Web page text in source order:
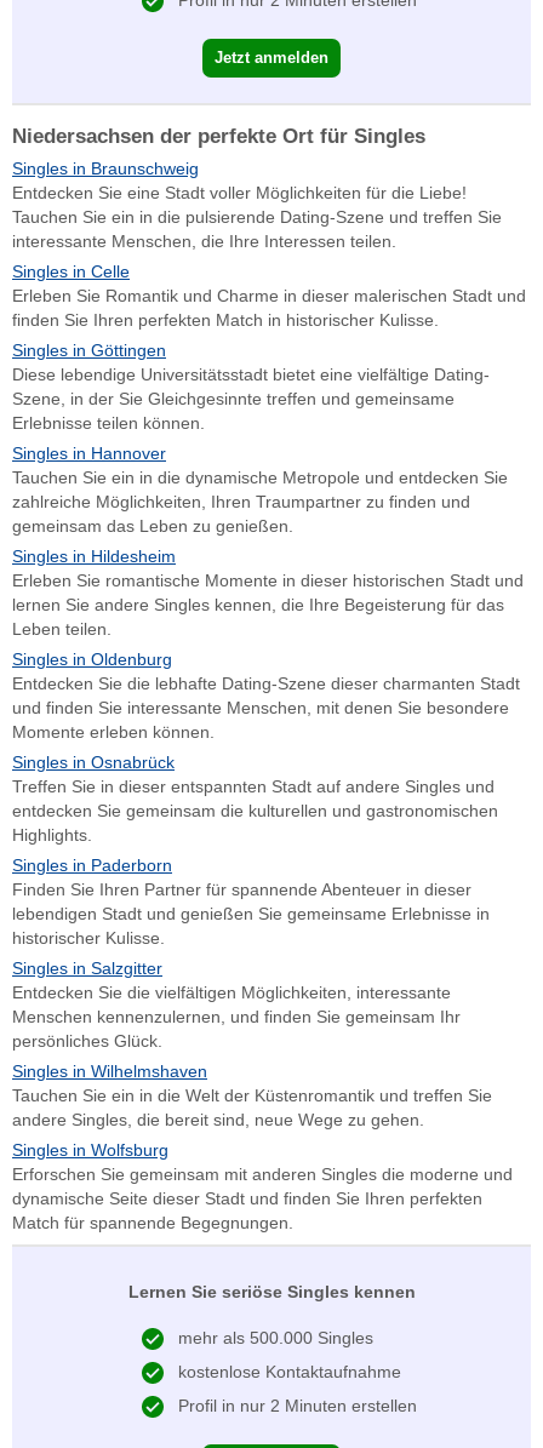
Jetzt anmelden
Niedersachsen der perfekte Ort für Singles
Singles in Braunschweig
Entdecken Sie eine Stadt voller Möglichkeiten für die Liebe!
Tauchen Sie ein in die pulsierende Dating-Szene und treffen Sie
interessante Menschen, die Ihre Interessen teilen.
Singles in Celle
Erleben Sie Romantik und Charme in dieser malerischen Stadt und
finden Sie Ihren perfekten Match in historischer Kulisse.
Singles in Göttingen
Diese lebendige Universitätsstadt bietet eine vielfältige Dating-
Szene, in der Sie Gleichgesinnte treffen und gemeinsame
Erlebnisse teilen können.
Singles in Hannover
Tauchen Sie ein in die dynamische Metropole und entdecken Sie
zahlreiche Möglichkeiten, Ihren Traumpartner zu finden und
gemeinsam das Leben zu genießen.
Singles in Hildesheim
Erleben Sie romantische Momente in dieser historischen Stadt und
lernen Sie andere Singles kennen, die Ihre Begeisterung für das
Leben teilen.
Singles in Oldenburg
Entdecken Sie die lebhafte Dating-Szene dieser charmanten Stadt
und finden Sie interessante Menschen, mit denen Sie besondere
Momente erleben können.
Singles in Osnabrück
Treffen Sie in dieser entspannten Stadt auf andere Singles und
entdecken Sie gemeinsam die kulturellen und gastronomischen
Highlights.
Singles in Paderborn
Finden Sie Ihren Partner für spannende Abenteuer in dieser
lebendigen Stadt und genießen Sie gemeinsame Erlebnisse in
historischer Kulisse.
Singles in Salzgitter
Entdecken Sie die vielfältigen Möglichkeiten, interessante
Menschen kennenzulernen, und finden Sie gemeinsam Ihr
persönliches Glück.
Singles in Wilhelmshaven
Tauchen Sie ein in die Welt der Küstenromantik und treffen Sie
andere Singles, die bereit sind, neue Wege zu gehen.
Singles in Wolfsburg
Erforschen Sie gemeinsam mit anderen Singles die moderne und
dynamische Seite dieser Stadt und finden Sie Ihren perfekten
Match für spannende Begegnungen.
Lernen Sie seriöse Singles kennen
mehr als 500.000 Singles
kostenlose Kontaktaufnahme
Profil in nur 2 Minuten erstellen